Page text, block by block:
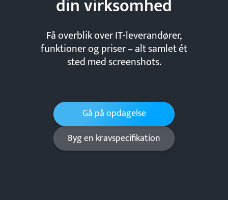
dinvirksomhed
Få overblik over IT-leverandører,
funktioner og priser – alt samlet ét
sted med screenshots.
Gå på opdagelse
Byg en kravspecifikation